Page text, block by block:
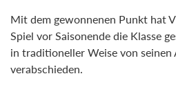
Mit dem gewonnenen Punkt hat
Spiel vor Saisonende die Klasse
in traditioneller Weise von seinen
verabschieden.